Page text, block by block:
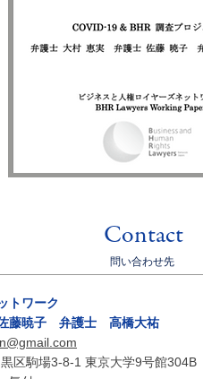
​Contact
​問い合わせ先
トワーク
暁子 弁護士 高橋大祐
駒場3-8-1 東京大学9号館304B